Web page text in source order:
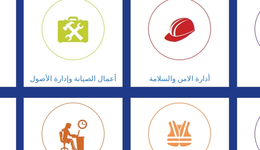
أعمال الصيانة وإدارة الأصول أدارة الامن والسلامة